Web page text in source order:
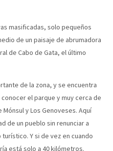
masificadas, solo pequeños
de un paisaje de abrumadora
de Cabo de Gata, el último
de la zona, y se encuentra
el parque y muy cerca de
y Los Genoveses. Aquí
de un pueblo sin renunciar a
Y si de vez en cuando
está solo a 40 kilómetros.